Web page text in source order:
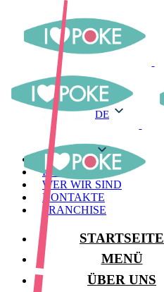
DE
MENÜ
LAGER
WER WIR SIND
KONTAKTE
FRANCHISE
STARTSEITE
MENÜ
ÜBER UNS